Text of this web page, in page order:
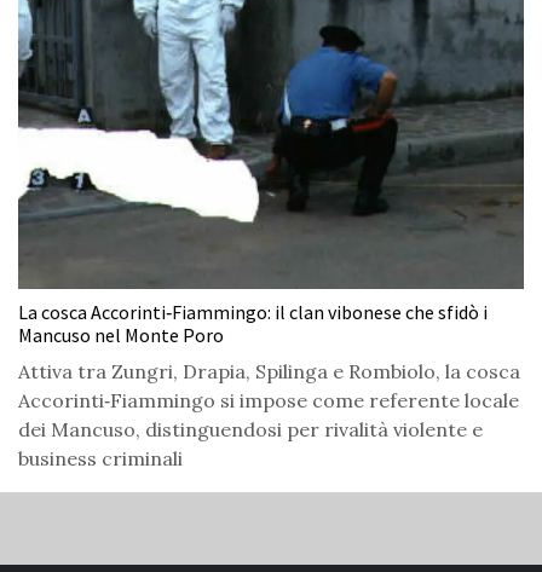
La cosca Accorinti‑Fiammingo: il clan vibonese che sfidò i
Mancuso nel Monte Poro
Attiva tra Zungri, Drapia, Spilinga e Rombiolo, la cosca
Accorinti‑Fiammingo si impose come referente locale
dei Mancuso, distinguendosi per rivalità violente e
business criminali